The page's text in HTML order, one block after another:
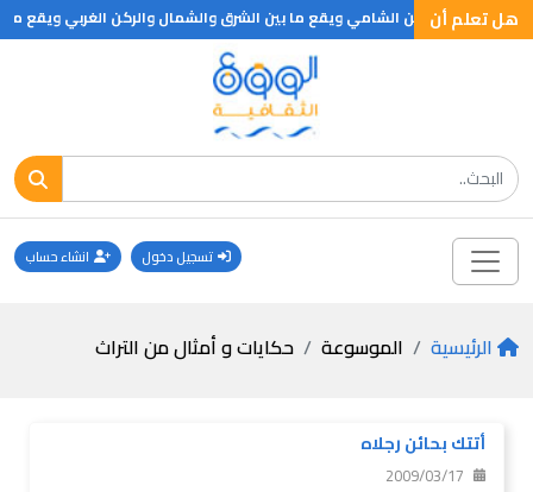
هل تعلم أنوالركن الشامي ويقع ما بين الشرق والشمال والركن الغربي ويقع ما
تسجيل دخول انشاء حساب
الرئيسية الموسوعة حكايات و أمثال من التراث
أتتك بحائن رجلاه
2009/03/17